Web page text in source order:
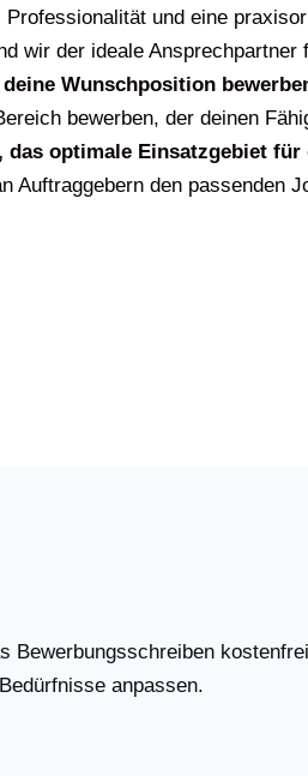
und eine
wir der ideale Ansprechpartner
Wunschposition
bewerben, der deinen
das optimale Einsatzgebiet für
Auftraggebern den passenden
Bewerbungsschreiben
anpassen.